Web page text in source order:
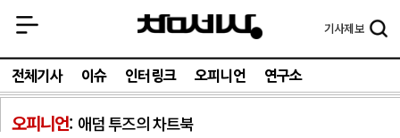
기사제보
전체기사 이슈 인터링크 오피니언 연구소
오피니언 애덤 투즈의 차트북